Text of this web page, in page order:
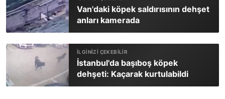
Van'daki köpek saldırısının dehşet
anları kamerada
İstanbul'da başıboş köpek
dehşeti: Kaçarak kurtulabildi